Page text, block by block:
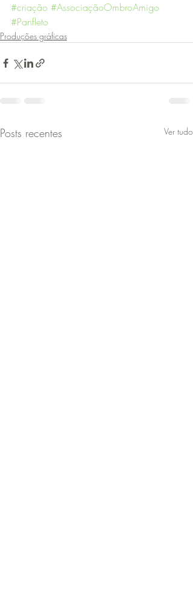
#criação #AssociaçãoOmbroAmigo
#Panfleto
Produções gráficas
Posts recentes Ver tudo